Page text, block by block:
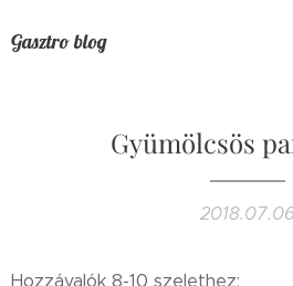
Gasztro blog
Gyümölcsös
Hozzávalók 8-10 szelethez: